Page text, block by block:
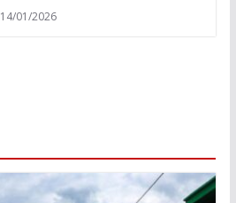
14/01/2026